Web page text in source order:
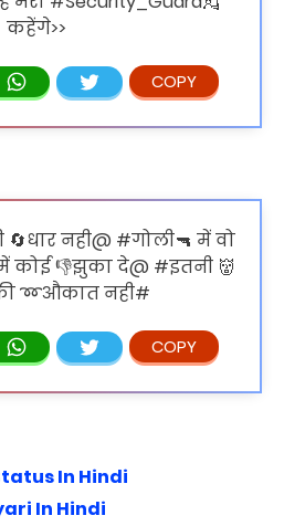
कहेंगे>>
नही@ #गोली🔫 में वो
कोई 👎झुका दे@ #इतनी 👹
➿औकात नही#
In Hindi
In Hindi